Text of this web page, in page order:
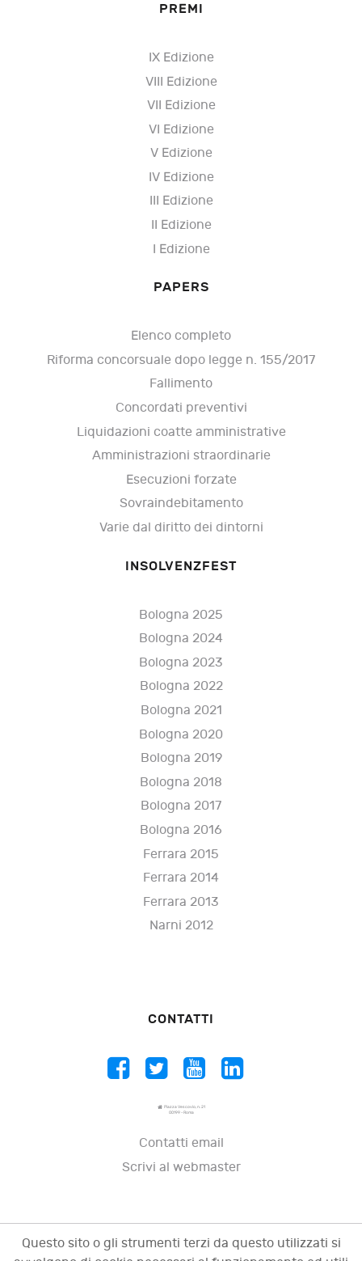
PREMI
IX Edizione
VIII Edizione
VII Edizione
VI Edizione
V Edizione
IV Edizione
III Edizione
II Edizione
I Edizione
PAPERS
Elenco completo
Riforma concorsuale dopo legge n. 155/2017
Fallimento
Concordati preventivi
Liquidazioni coatte amministrative
Amministrazioni straordinarie
Esecuzioni forzate
Sovraindebitamento
Varie dal diritto dei dintorni
INSOLVENZFEST
Bologna 2025
Bologna 2024
Bologna 2023
Bologna 2022
Bologna 2021
Bologna 2020
Bologna 2019
Bologna 2018
Bologna 2017
Bologna 2016
Ferrara 2015
Ferrara 2014
Ferrara 2013
Narni 2012
CONTATTI
Piazza Vescovio, n. 21
00199 - Roma
Contatti email
Scrivi al webmaster
Questo sito o gli strumenti terzi da questo utilizzati si